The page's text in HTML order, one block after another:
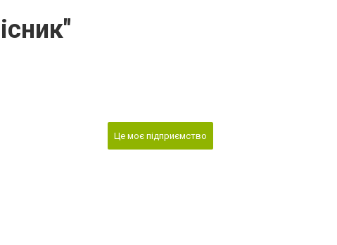
Це моє підприємство